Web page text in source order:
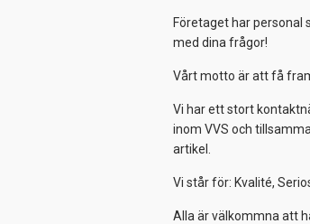
Företaget har personal
med dina frågor!
Vårt motto är att få
Vi har ett stort
inom VVS och
artikel.
Vi står för: Kvalité,
Alla är välkommna att